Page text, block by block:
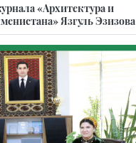
«Архитектура и
Язгуль Эзизова